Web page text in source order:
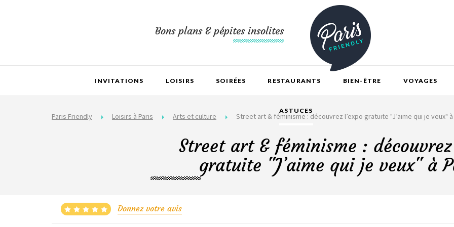
Bons plans & pépites insolites
INVITATIONS LOISIRS SOIRÉES RESTAURANTS BIEN-ÊTRE VOYAGES
ASTUCES
Paris Friendly Loisirs à Paris Arts et culture Street art & féminisme : découvrez l’expo gratuite "J’aime qui je veux" à
Street art & féminisme : découvrez
gratuite "J’aime qui je veux" à
Donnez votre avis